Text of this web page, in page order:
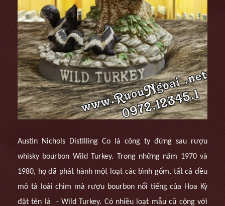
Austin Nichols Distilling Co là công ty đứng sau rượu
whisky bourbon Wild Turkey. Trong những năm 1970 và
1980, họ đã phát hành một loạt các bình gốm, tất cả đều
mô tả loài chim mà rượu bourbon nổi tiếng của Hoa Kỳ
đặt tên là - Wild Turkey. Có nhiều loạt mẫu cũ cộng với